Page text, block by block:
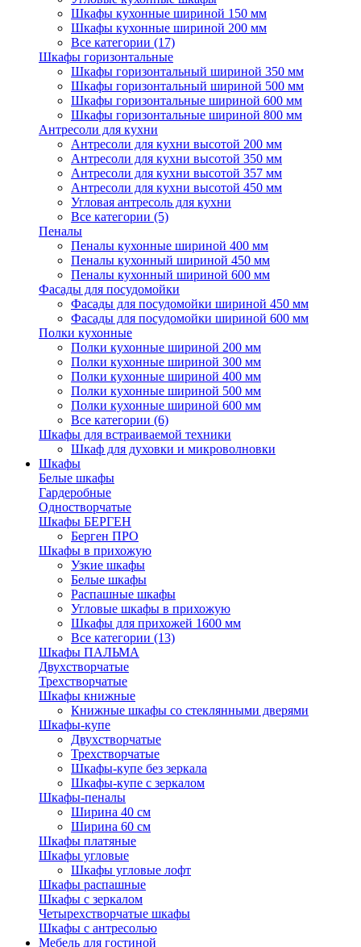
Шкафы кухонные шириной 150 мм
Шкафы кухонные шириной 200 мм
Все категории (17)
Шкафы горизонтальные
Шкафы горизонтальный шириной 350 мм
Шкафы горизонтальный шириной 500 мм
Шкафы горизонтальные шириной 600 мм
Шкафы горизонтальные шириной 800 мм
Антресоли для кухни
Антресоли для кухни высотой 200 мм
Антресоли для кухни высотой 350 мм
Антресоли для кухни высотой 357 мм
Антресоли для кухни высотой 450 мм
Угловая антресоль для кухни
Все категории (5)
Пеналы
Пеналы кухонные шириной 400 мм
Пеналы кухонный шириной 450 мм
Пеналы кухонный шириной 600 мм
Фасады для посудомойки
Фасады для посудомойки шириной 450 мм
Фасады для посудомойки шириной 600 мм
Полки кухонные
Полки кухонные шириной 200 мм
Полки кухонные шириной 300 мм
Полки кухонные шириной 400 мм
Полки кухонные шириной 500 мм
Полки кухонные шириной 600 мм
Все категории (6)
Шкафы для встраиваемой техники
Шкаф для духовки и микроволновки
Шкафы
Белые шкафы
Гардеробные
Одностворчатые
Шкафы БЕРГЕН
Берген ПРО
Шкафы в прихожую
Узкие шкафы
Белые шкафы
Распашные шкафы
Угловые шкафы в прихожую
Шкафы для прихожей 1600 мм
Все категории (13)
Шкафы ПАЛЬМА
Двухстворчатые
Трехстворчатые
Шкафы книжные
Книжные шкафы со стеклянными дверями
Шкафы-купе
Двухстворчатые
Трехстворчатые
Шкафы-купе без зеркала
Шкафы-купе с зеркалом
Шкафы-пеналы
Ширина 40 см
Ширина 60 см
Шкафы платяные
Шкафы угловые
Шкафы угловые лофт
Шкафы распашные
Шкафы с зеркалом
Четырехстворчатые шкафы
Шкафы с антресолью
Мебель для гостиной